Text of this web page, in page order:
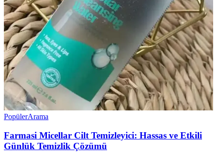
PopülerArama
Farmasi Micellar Cilt Temizleyici: Hassas ve Etkili
Günlük Temizlik Çözümü